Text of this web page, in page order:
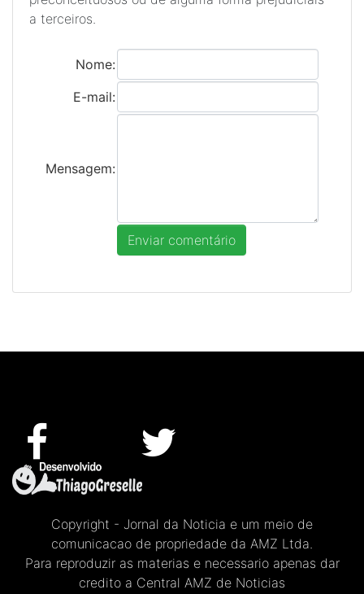
a terceiros.
Nome:
E-mail:
Mensagem:
Copyright - Jornal da Noticia e um meio de
comunicacao de propriedade da AMZ Ltda.
Para reproduzir as materias e necessario apenas dar
credito a Central AMZ de Noticias